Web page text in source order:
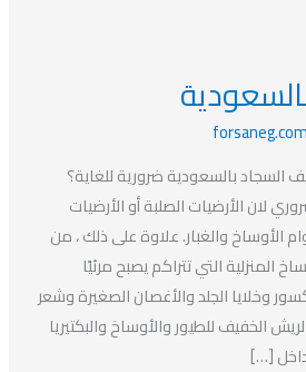
forsaneg.com
بالسعودية ضرورية للغاية؟
لان الأرضيات الصلبة أو الأرضيات
الأوساخ والغبار. علاوة على ذلك ، من
التي تتراكم يصبح مرئيًا
وخلايا الجلد والأغصان الصغيرة وشعر
الخفيف للطيور والأوساخ والبكتيريا
داخل […]